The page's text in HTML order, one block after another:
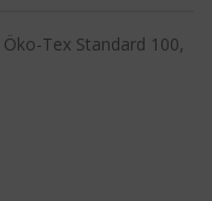
Tex Standard 100,